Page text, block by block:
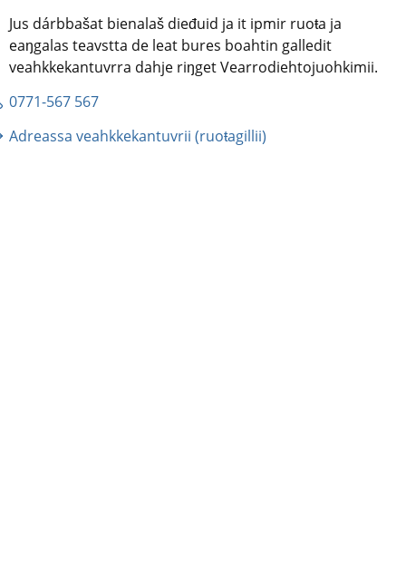
Jus dárbbašat bienalaš dieđuid ja it ipmir ruoŧa ja
eaŋgalas teavstta de leat bures boahtin galledit
veahkkekantuvrra dahje riŋget Vearrodiehtojuohkimii.
0771-567 567
Adreassa veahkkekantuvrii (ruoŧagillii)